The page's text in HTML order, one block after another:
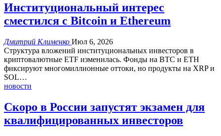
Институциональный интерес
сместился с Bitcoin и Ethereum
Дмитрий Клименко Июл 6, 2026
Структура вложений институциональных инвесторов в
криптовалютные ETF изменилась. Фонды на BTC и ETH
фиксируют многомиллионные оттоки, но продукты на XRP и
SOL…
новости
Скоро в России запустят экзамен для
квалифицированных инвесторов